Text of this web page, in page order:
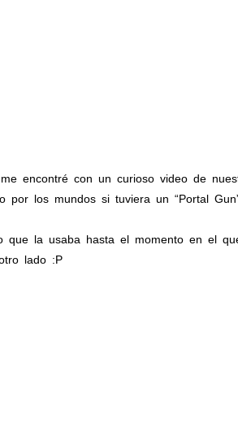
encontré con un curioso video de
por los mundos si tuviera un “Portal
que la usaba hasta el momento en el
lado :P